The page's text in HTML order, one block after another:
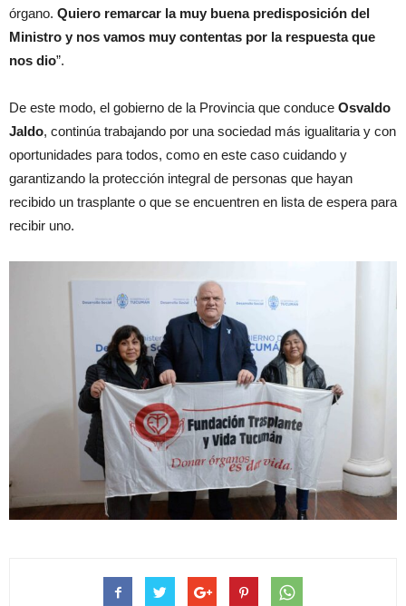
órgano. Quiero remarcar la muy buena predisposición del
Ministro y nos vamos muy contentas por la respuesta que
nos dio”.
De este modo, el gobierno de la Provincia que conduce Osvaldo
Jaldo, continúa trabajando por una sociedad más igualitaria y con
oportunidades para todos, como en este caso cuidando y
garantizando la protección integral de personas que hayan
recibido un trasplante o que se encuentren en lista de espera para
recibir uno.